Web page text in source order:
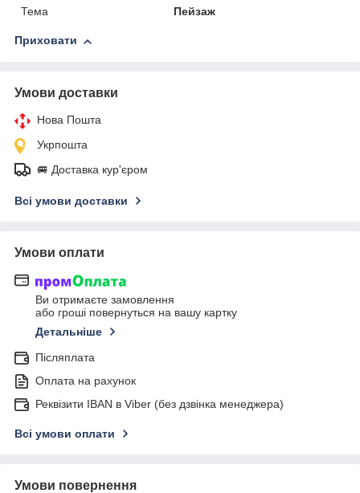
Тема
Пейзаж
Приховати
Умови доставки
Нова Пошта
Укрпошта
🚐 Доставка кур'єром
Всі умови доставки
Умови оплати
Ви отримаєте замовлення
або гроші повернуться на вашу картку
Детальніше
Післяплата
Оплата на рахунок
Реквізити IBAN в Viber (без дзвінка менеджера)
Всі умови оплати
Умови повернення